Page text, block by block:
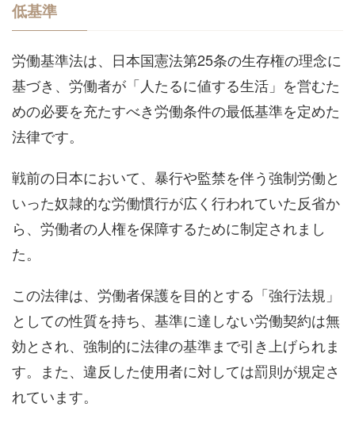
低基準
労働基準法は、日本国憲法第25条の生存権の理念に
基づき、労働者が「人たるに値する生活」を営むた
めの必要を充たすべき労働条件の最低基準を定めた
法律です。
戦前の日本において、暴行や監禁を伴う強制労働と
いった奴隷的な労働慣行が広く行われていた反省か
ら、労働者の人権を保障するために制定されまし
た。
この法律は、労働者保護を目的とする「強行法規」
としての性質を持ち、基準に達しない労働契約は無
効とされ、強制的に法律の基準まで引き上げられま
す。また、違反した使用者に対しては罰則が規定さ
れています。